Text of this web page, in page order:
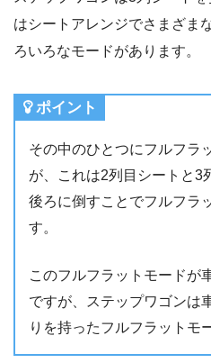
はシートアレンジでさまざま
ろいろなモードがあります。
ポイント
その中のひとつにフルフラ
が、これは2列目シートと3
後ろに倒すことでフルフラ
す。
このフルフラットモードが
ですが、ステップワゴンは
りを持ったフルフラットモ